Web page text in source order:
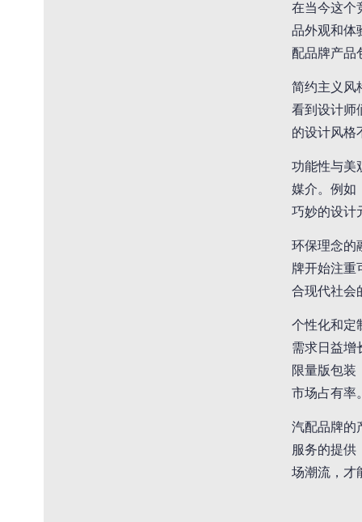
在当今这个
品外观和体
配品牌产品
简约主义风
看到设计师
的设计风格
功能性与美
媒介。例如
巧妙的设计
环保理念的
牌开始注重
合现代社会
个性化和定
需求日益增
限量版包装
市场占有率
汽配品牌的
服务的提供
场潮流，才